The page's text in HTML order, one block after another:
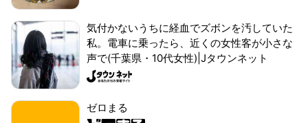
気付かないうちに経血でズボンを汚していた
私。電車に乗ったら、近くの女性客が小さな
声で(千葉県・10代女性)|Jタウンネット
ゼロまる